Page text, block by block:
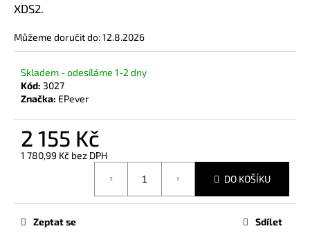
XDS2.
Můžeme doručit do:12.8.2026
Skladem - odesíláme 1-2 dny
Kód: 3027
Značka: EPever
2 155 Kč
1 780,99 Kč bez DPH
DO KOŠÍKU
Zeptat se Sdílet
D
o
p
u
u
e
THETFORD